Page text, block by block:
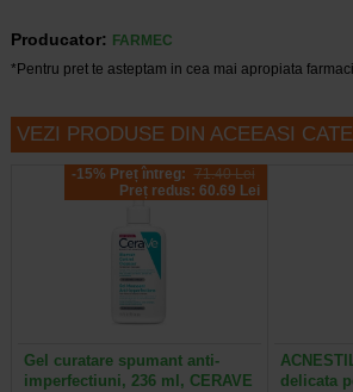
Producator:
FARMEC
*Pentru pret te asteptam in cea mai apropiata
VEZI PRODUSE DIN ACEEASI
-15% Preț întreg: 71.40 Lei
Preț redus: 60.69 Lei
Gel curatare spumant anti-
imperfectiuni, 236 ml, CERAVE
delicata